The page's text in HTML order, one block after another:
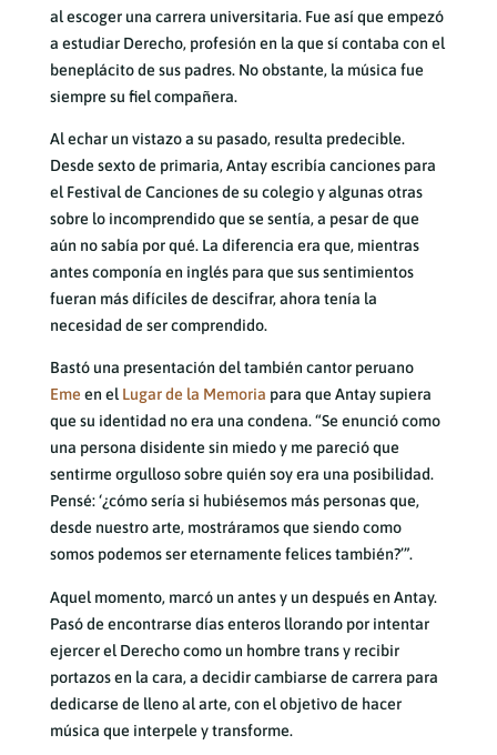
al escoger una carrera universitaria. Fue así que empezó
a estudiar Derecho, profesión en la que sí contaba con el
beneplácito de sus padres. No obstante, la música fue
siempre su fiel compañera.
Al echar un vistazo a su pasado, resulta predecible.
Desde sexto de primaria, Antay escribía canciones para
el Festival de Canciones de su colegio y algunas otras
sobre lo incomprendido que se sentía, a pesar de que
aún no sabía por qué. La diferencia era que, mientras
antes componía en inglés para que sus sentimientos
fueran más difíciles de descifrar, ahora tenía la
necesidad de ser comprendido.
Bastó una presentación del también cantor peruano
Eme en elLugar de la Memoria para que Antay supiera
que su identidad no era una condena. “Se enunció como
una persona disidente sin miedo y me pareció que
sentirme orgulloso sobre quién soy era una posibilidad.
Pensé: ‘¿cómo sería si hubiésemos más personas que,
desde nuestro arte, mostráramos que siendo como
somos podemos ser eternamente felices también?’”.
Aquel momento, marcó un antes y un después en Antay.
Pasó de encontrarse días enteros llorando por intentar
ejercer el Derecho como un hombre trans y recibir
portazos en la cara, a decidir cambiarse de carrera para
dedicarse de lleno al arte, con el objetivo de hacer
música que interpele y transforme.